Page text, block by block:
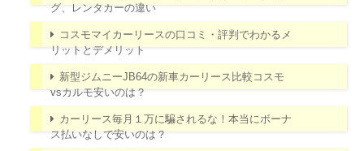
グ、レンタカーの違い
コスモマイカーリースの口コミ・評判でわかるメ
リットとデメリット
新型ジムニーJB64の新車カーリース比較コスモ
vsカルモ安いのは？
カーリース毎月１万に騙されるな！本当にボーナ
ス払いなしで安いのは？